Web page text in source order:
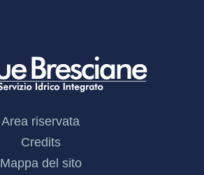
Area riservata
Credits
Mappa del sito